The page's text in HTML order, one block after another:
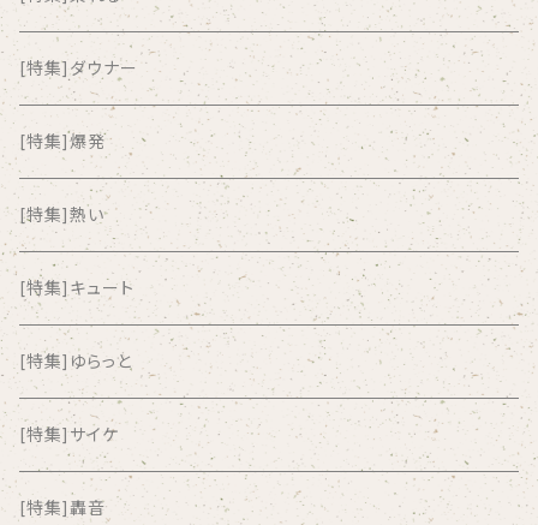
all about paradise
ALL ITEM 10 TIMES
Amia Calva
Amsterdamned
ANYO
And Summer Club
anticlockwise
[特集]ダウナー
[特集]爆発
[特集]熱い
[特集]キュート
[特集]ゆらっと
[特集]サイケ
[特集]轟音